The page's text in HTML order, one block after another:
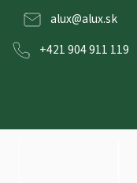
alux@alux.sk
+421 904 911 119